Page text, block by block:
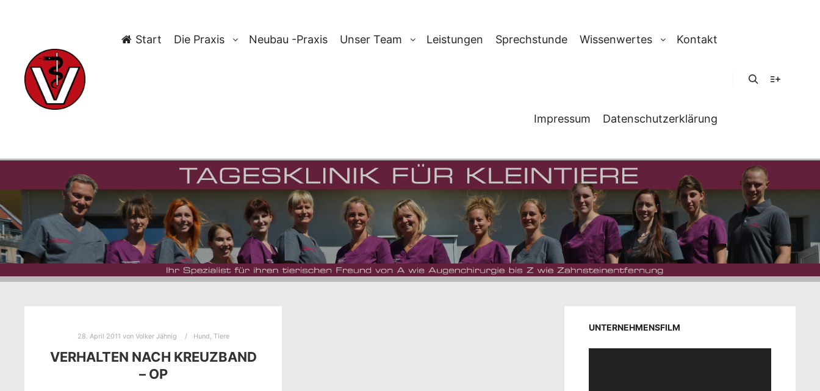
Start Die Praxis Neubau -Praxis Unser Team Leistungen Sprechstunde Wissenwertes Kontakt
Impressum Datenschutzerklärung
TAG-ARCHIV:KREUZBAND
28. April 2011 von Volker Jähnig Hund, Tiere
VERHALTEN NACH KREUZBAND
– OP
UNTERNEHMENSFILM